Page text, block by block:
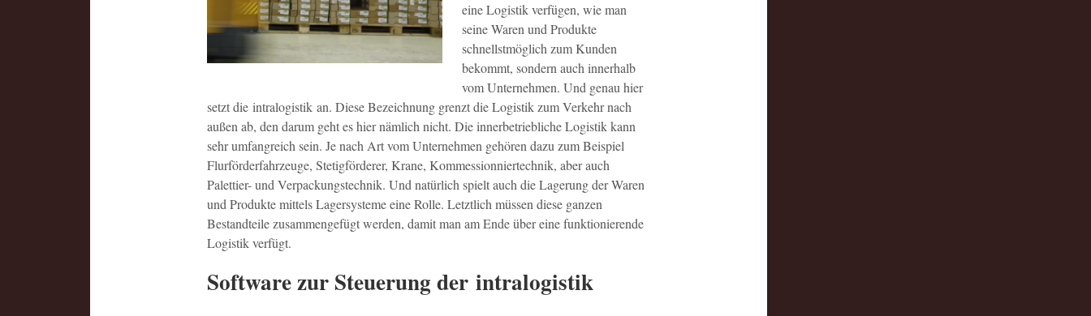
eine Logistik verfügen, wie man
seine Waren und Produkte
schnellstmöglich zum Kunden
bekommt, sondern auch innerhalb
vom Unternehmen. Und genau hier
setzt die intralogistik an. Diese Bezeichnung grenzt die Logistik zum Verkehr nach
außen ab, den darum geht es hier nämlich nicht. Die innerbetriebliche Logistik kann
sehr umfangreich sein. Je nach Art vom Unternehmen gehören dazu zum Beispiel
Flurförderfahrzeuge, Stetigförderer, Krane, Kommessionniertechnik, aber auch
Palettier- und Verpackungstechnik. Und natürlich spielt auch die Lagerung der Waren
und Produkte mittels Lagersysteme eine Rolle. Letztlich müssen diese ganzen
Bestandteile zusammengefügt werden, damit man am Ende über eine funktionierende
Logistik verfügt.
Software zur Steuerung der intralogistik